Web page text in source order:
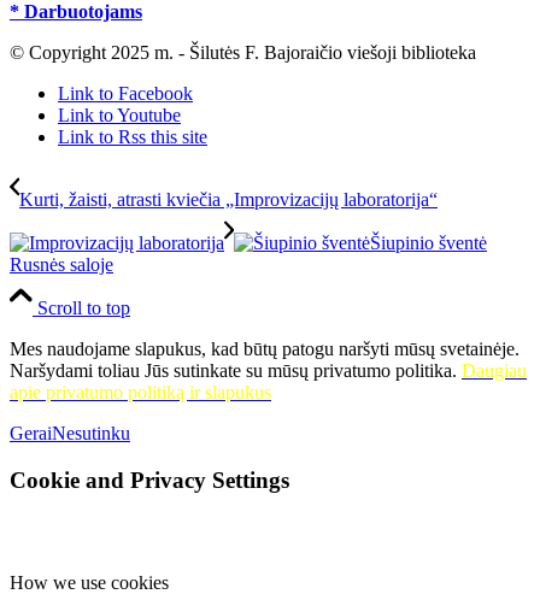
* Darbuotojams
© Copyright 2025 m. - Šilutės F. Bajoraičio viešoji biblioteka
Link to Facebook
Link to Youtube
Link to Rss this site
Kurti, žaisti, atrasti kviečia „Improvizacijų laboratorija“
Šiupinio šventė
Rusnės saloje
Scroll to top
Mes naudojame slapukus, kad būtų patogu naršyti mūsų svetainėje.
Naršydami toliau Jūs sutinkate su mūsų privatumo politika. Daugiau
apie privatumo politiką ir slapukus
GeraiNesutinku
Cookie and Privacy Settings
How we use cookies